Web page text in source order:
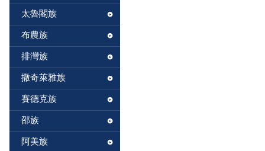
太魯閣族
布農族
排灣族
撒奇萊雅族
賽德克族
邵族
阿美族